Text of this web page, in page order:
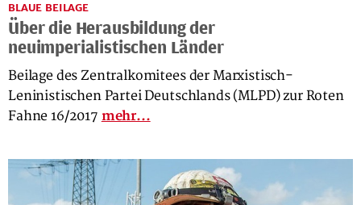
BLAUE BEILAGE
Über die Herausbildung der
neuimperialistischen Länder
Beilage des Zentralkomitees der Marxistisch-
Leninistischen Partei Deutschlands (MLPD) zur Roten
Fahne 16/2017 mehr...